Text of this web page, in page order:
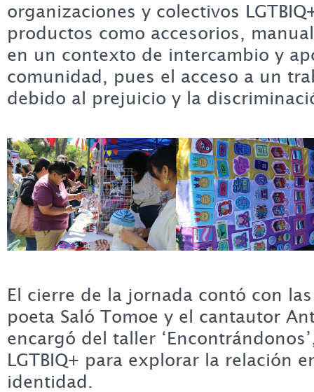
organizaciones y colectivos
productos como accesorios,
en un contexto de intercambio y
comunidad, pues el acceso a un
debido al prejuicio y la
El cierre de la jornada contó con
poeta Saló Tomoe y el cantautor
encargó del taller
LGTBIQ+ para explorar la relación
identidad.